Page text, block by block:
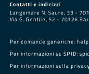
Contatti e indirizzi
Lungomare N. Sauro, 33 -
Via G. Gentile, 52 - 70126
Per domande generiche:
Per informazioni su SPID:
Per informazioni sulla